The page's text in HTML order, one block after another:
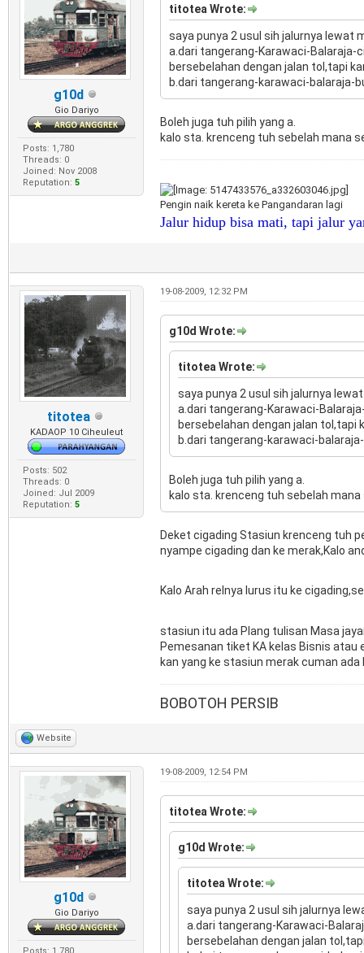
g10d
Gio Dariyo
Posts: 1,780
Threads: 0
Joined: Nov 2008
Reputation: 5
titotea Wrote:
saya punya 2 usul sih jalurnya lewat
a.dari tangerang-Karawaci-Balaraja-
bersebelahan dengan jalan tol,tapi
b.dari tangerang-karawaci-balaraja-
Boleh juga tuh pilih yang a.
kalo sta. krenceng tuh sebelah mana
Pengin naik kereta ke Pangandaran lagi
Jalur hidup bisa mati, tapi jalur
titotea
KADAOP 10 Ciheuleut
Posts: 502
Threads: 0
Joined: Jul 2009
Reputation: 5
19-08-2009, 12:32 PM
g10d Wrote:
titotea Wrote:
saya punya 2 usul sih jalurnya
a.dari tangerang-Karawaci-
bersebelahan dengan jalan tol,tapi
b.dari tangerang-karawaci-
Boleh juga tuh pilih yang a.
kalo sta. krenceng tuh sebelah mana
Deket cigading Stasiun krenceng tuh
nyampe cigading dan ke merak,Kalo
Kalo Arah relnya lurus itu ke
stasiun itu ada Plang tulisan Masa
Pemesanan tiket KA kelas Bisnis atau
kan yang ke stasiun merak cuman
BOBOTOH PERSIB
Website
g10d
Gio Dariyo
Posts: 1,780
19-08-2009, 12:54 PM
titotea Wrote:
g10d Wrote:
titotea Wrote:
saya punya 2 usul sih jalurnya
a.dari tangerang-Karawaci-
bersebelahan dengan jalan